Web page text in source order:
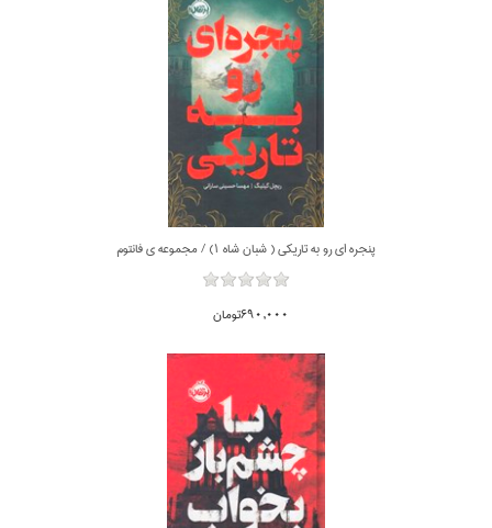
پنجره اي رو به تاريكي ( شبان شاه 1) / مجموعه ي فانتوم
690,000تومان